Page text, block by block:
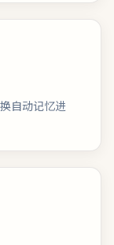
自动记忆进